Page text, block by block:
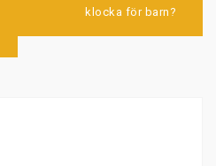
klocka för barn?